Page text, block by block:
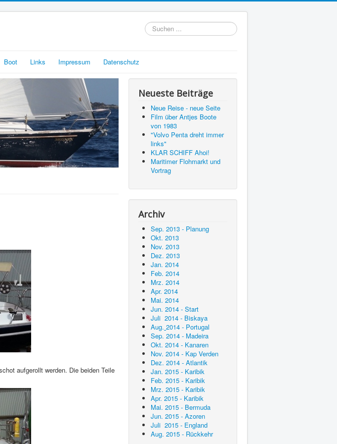
Suchen
...
Boot Links Impressum Datenschutz
aufgerollt werden. Die beiden Teile
Neueste Beiträge
Neue Reise - neue Seite
Film über Antjes Boote
von 1983
"Volvo Penta dreht immer
links"
KLAR SCHIFF Ahoi!
Maritimer Flohmarkt und
Vortrag
Archiv
Sep. 2013 - Planung
Okt. 2013
Nov. 2013
Dez. 2013
Jan. 2014
Feb. 2014
Mrz. 2014
Apr. 2014
Mai. 2014
Jun. 2014 - Start
Juli 2014 - Biskaya
Aug. 2014 - Portugal
Sep. 2014 - Madeira
Okt. 2014 - Kanaren
Nov. 2014 - Kap Verden
Dez. 2014 - Atlantik
Jan. 2015 - Karibik
Feb. 2015 - Karibik
Mrz. 2015 - Karibik
Apr. 2015 - Karibik
Mai. 2015 - Bermuda
Jun. 2015 - Azoren
Juli 2015 - England
Aug. 2015 - Rückkehr